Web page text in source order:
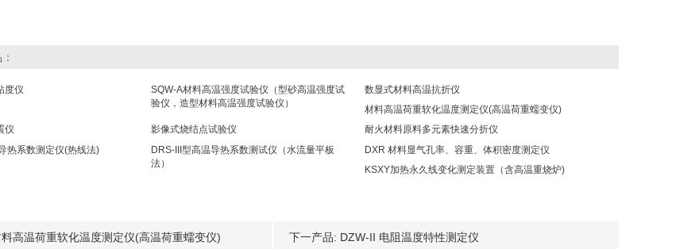
度仪
SQW-A材料高温强度试验仪（型砂高温强度试
验仪，造型材料高温强度试验仪）
数显式材料高温抗折仪
材料高温荷重软化温度测定仪(高温荷重蠕变仪)
仪
影像式烧结点试验仪
耐火材料原料多元素快速分折仪
热系数测定仪(热线法)
DRS-III型高温导热系数测试仪（水流量平板
法）
DXR 材料显气孔率、容重、体积密度测定仪
KSXY加热永久线变化测定装置（含高温重烧炉)
高温荷重软化温度测定仪(高温荷重蠕变仪) 下一产品: DZW-II 电阻温度特性测定仪